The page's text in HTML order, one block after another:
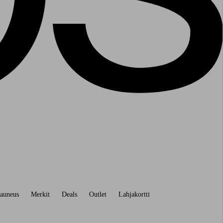
Merkit Deals Outlet Lahjakortti